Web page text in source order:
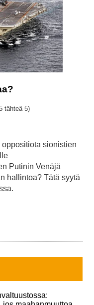
tähteä 5)
sionistien
Putinin Venäjä
hallintoa? Tätä syytä